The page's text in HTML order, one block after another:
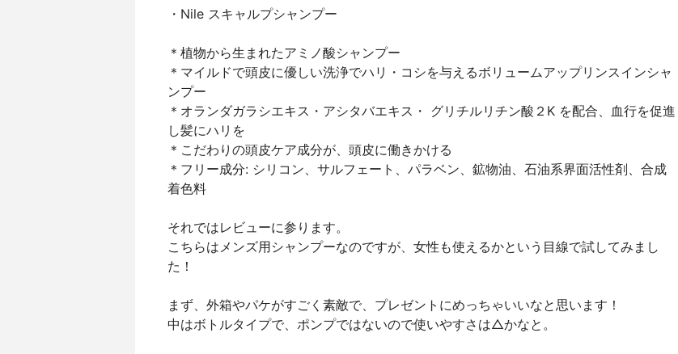
・Nile スキャルプシャンプー
＊植物から生まれたアミノ酸シャンプー
＊マイルドで頭皮に優しい洗浄でハリ・コシを与えるボリュームアップリンスインシャ
ンプー
＊オランダガラシエキス・アシタバエキス・ グリチルリチン酸２K を配合、血行を促進
し髪にハリを
＊こだわりの頭皮ケア成分が、頭皮に働きかける
＊フリー成分: シリコン、サルフェート、パラベン、鉱物油、石油系界面活性剤、合成
着色料
それではレビューに参ります。
こちらはメンズ用シャンプーなのですが、女性も使えるかという目線で試してみまし
た！
まず、外箱やパケがすごく素敵で、プレゼントにめっちゃいいなと思います！
中はボトルタイプで、ポンプではないので使いやすさは△かなと。